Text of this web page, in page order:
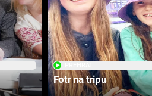
Fotr na tripu